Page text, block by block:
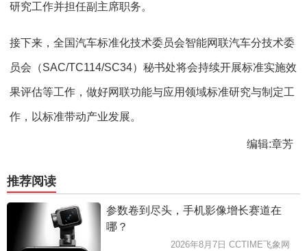
研究工作并担任副主席职务。
接下来，全国汽车标准化技术委员会智能网联汽车分技术委
员会（SAC/TC114/SC34）秘书处将会持续开展标准实施效
果评估等工作，做好网联功能与应用领域标准研究与制定工
作，以标准带动产业发展。
编辑:章芳
推荐阅读
参数卷到尽头，手机影像增长赛道在
哪？
2026年8月7日 CCTIME飞象网